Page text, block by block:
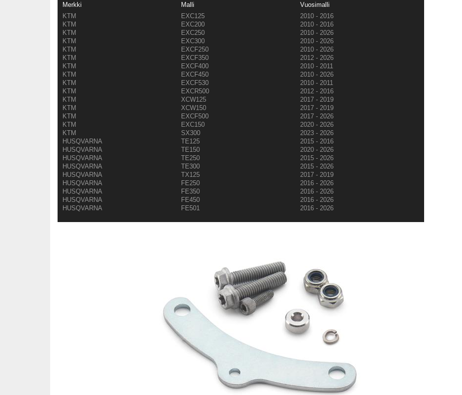
Merkki Malli
Vuosimalli
KTM
EXC125
2010 - 2016
KTM
EXC200
2010 - 2016
KTM
EXC250
2010 - 2026
KTM
EXC300
2010 - 2026
KTM
EXCF250
2010 - 2026
KTM
EXCF350
2012 - 2026
KTM
EXCF400
2010 - 2011
KTM
EXCF450
2010 - 2026
KTM
EXCF530
2010 - 2011
KTM
EXCR500
2012 - 2016
KTM
XCW125
2017 - 2019
KTM
XCW150
2017 - 2019
KTM
EXCF500
2017 - 2026
KTM
EXC150
2020 - 2026
KTM
SX300
2023 - 2026
HUSQVARNA
TE125
2015 - 2016
HUSQVARNA
TE150
2020 - 2026
HUSQVARNA
TE250
2015 - 2026
HUSQVARNA
TE300
2015 - 2026
HUSQVARNA
TX125
2017 - 2019
HUSQVARNA
FE250
2016 - 2026
HUSQVARNA
FE350
2016 - 2026
HUSQVARNA
FE450
2016 - 2026
HUSQVARNA
FE501 2016 - 2026